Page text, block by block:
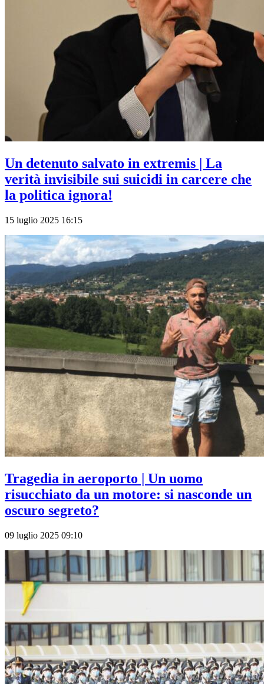
Un detenuto salvato in extremis | La
verità invisibile sui suicidi in carcere che
la politica ignora!
15 luglio 2025 16:15
Tragedia in aeroporto | Un uomo
risucchiato da un motore: si nasconde un
oscuro segreto?
09 luglio 2025 09:10